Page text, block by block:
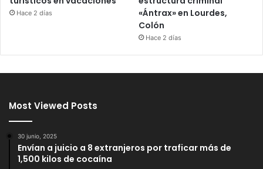
Hace 2 días
«Ántrax» en Lourdes,
Colón
Hace 2 días
Most Viewed Posts
30 junio, 2025
Envían a juicio a 8 extranjeros por traficar más de
1,500 kilos de cocaína